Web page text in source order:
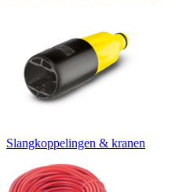
Slangkoppelingen & kranen